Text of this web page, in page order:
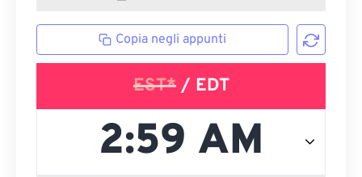
Copia negli appunti
EST*/ EDT